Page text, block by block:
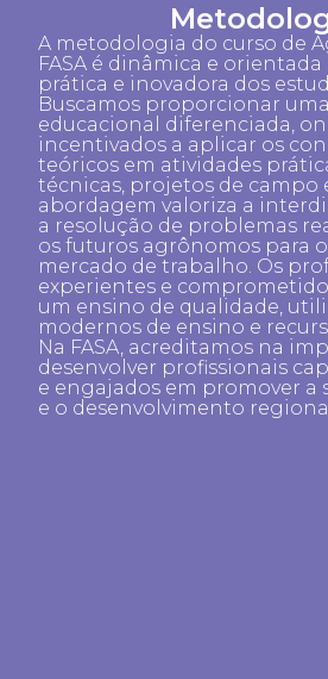
A metodologia do curso de
FASA é dinâmica e
prática e inovadora dos
Buscamos proporcionar
educacional diferenciada,
incentivados a aplicar os
teóricos em atividades
técnicas, projetos de campo
abordagem valoriza a
a resolução de problemas
os futuros agrônomos para
mercado de trabalho. Os
experientes e
um ensino de qualidade,
modernos de ensino e
Na FASA, acreditamos na
desenvolver profissionais
e engajados em promover a
e o desenvolvimento